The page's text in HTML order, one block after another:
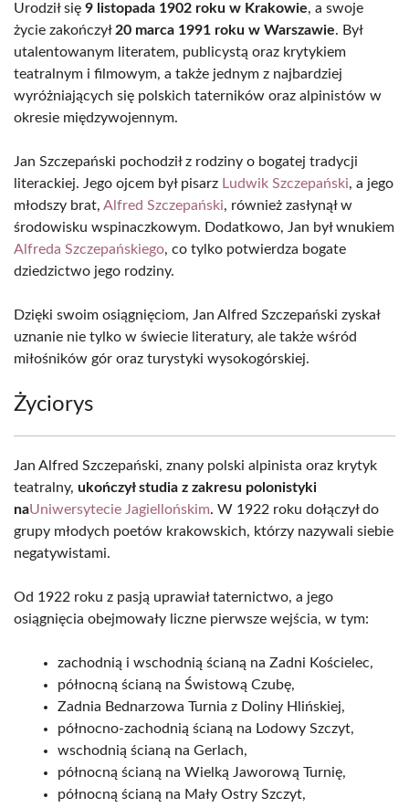
Urodził się 9 listopada 1902 roku w Krakowie, a swoje
życie zakończył 20 marca 1991 roku w Warszawie. Był
utalentowanym literatem, publicystą oraz krytykiem
teatralnym i filmowym, a także jednym z najbardziej
wyróżniających się polskich taterników oraz alpinistów w
okresie międzywojennym.
Jan Szczepański pochodził z rodziny o bogatej tradycji
literackiej. Jego ojcem był pisarz Ludwik Szczepański, a jego
młodszy brat, Alfred Szczepański, również zasłynął w
środowisku wspinaczkowym. Dodatkowo, Jan był wnukiem
Alfreda Szczepańskiego, co tylko potwierdza bogate
dziedzictwo jego rodziny.
Dzięki swoim osiągnięciom, Jan Alfred Szczepański zyskał
uznanie nie tylko w świecie literatury, ale także wśród
miłośników gór oraz turystyki wysokogórskiej.
Życiorys
Jan Alfred Szczepański, znany polski alpinista oraz krytyk
teatralny, ukończył studia z zakresu polonistyki
naUniwersytecie Jagiellońskim. W 1922 roku dołączył do
grupy młodych poetów krakowskich, którzy nazywali siebie
negatywistami.
Od 1922 roku z pasją uprawiał taternictwo, a jego
osiągnięcia obejmowały liczne pierwsze wejścia, w tym:
zachodnią i wschodnią ścianą na Zadni Kościelec,
północną ścianą na Świstową Czubę,
Zadnia Bednarzowa Turnia z Doliny Hlińskiej,
północno-zachodnią ścianą na Lodowy Szczyt,
wschodnią ścianą na Gerlach,
północną ścianą na Wielką Jaworową Turnię,
północną ścianą na Mały Ostry Szczyt,